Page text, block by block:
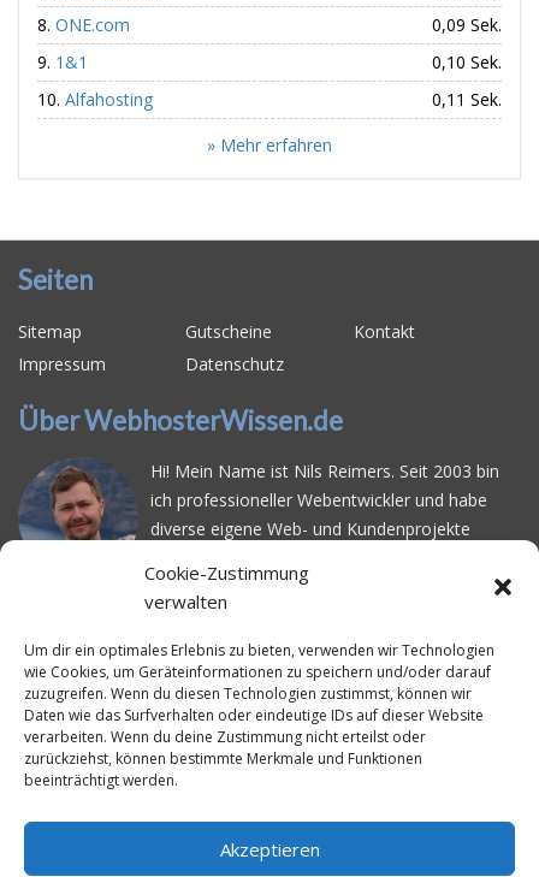
Cookie-Zustimmung
verwalten
Um dir ein optimales Erlebnis zu bieten, verwenden wir Technologien
wie Cookies, um Geräteinformationen zu speichern und/oder darauf
zuzugreifen. Wenn du diesen Technologien zustimmst, können wir
Daten wie das Surfverhalten oder eindeutige IDs auf dieser Website
verarbeiten. Wenn du deine Zustimmung nicht erteilst oder
zurückziehst, können bestimmte Merkmale und Funktionen
beeinträchtigt werden.
Akzeptieren
ONE.com
0,09 Sek.
1&1
0,10 Sek.
Alfahosting
0,11 Sek.
» Mehr erfahren
Seiten
Sitemap Gutscheine
Kontakt
Impressum
Datenschutz
Über WebhosterWissen.de
Hi! Mein Name ist Nils Reimers. Seit 2003 bin
ich professioneller Webentwickler und habe
diverse eigene Web- und Kundenprojekte
schwierig ist gutes Webhosting zu finden: Bei
vielen Anbietern ärgert man sich über
Serverausfälleoder überlangsame
Ladezeiten. Deswegen habe ich im Mai 2016
angefangen, die bekanntesten Webhoster
systematisch zu testen und deren
Erreichbarkeit und Ladezeit für eine typische
Website basierend auf dem beliebten CMS-
System WordPress zu protokollieren. Auf
WebhosterWissen.de werte ich diese